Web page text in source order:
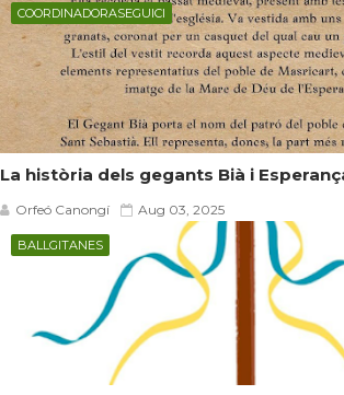
COORDINADORASEGUICI
La història dels gegants Bià i
Orfeó Canongí Aug 03, 2025
BALLGITANES